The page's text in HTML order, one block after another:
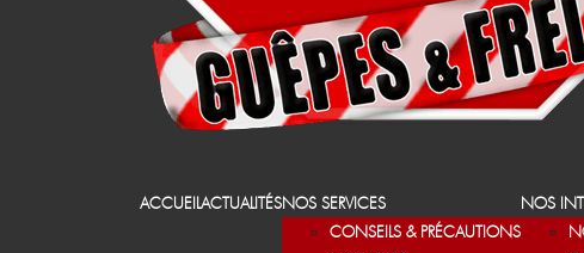
ACCUEILACTUALITÉSNOS SERVICES
CONSEILS & PRÉCAUTIONS
NOS